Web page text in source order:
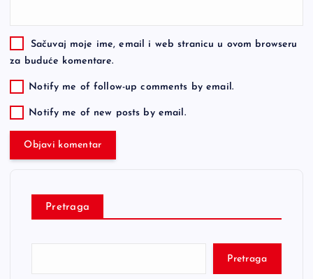
Sačuvaj moje ime, email i web stranicu u ovom browseru
za buduće komentare.
Notify me of follow-up comments by email.
Notify me of new posts by email.
Pretraga
Pretraga